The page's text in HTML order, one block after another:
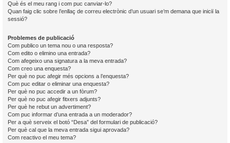
Què és el meu rang i com puc canviar-lo?
Quan faig clic sobre l’enllaç de correu electrònic d’un usuari se’m demana que iniciï la
sessió?
Problemes de publicació
Com publico un tema nou o una resposta?
Com edito o elimino una entrada?
Com afegeixo una signatura a la meva entrada?
Com creo una enquesta?
Per què no puc afegir més opcions a l’enquesta?
Com puc editar o eliminar una enquesta?
Per què no puc accedir a un fòrum?
Per què no puc afegir fitxers adjunts?
Per què he rebut un advertiment?
Com puc informar d’una entrada a un moderador?
Per a què serveix el botó “Desa” del formulari de publicació?
Per què cal que la meva entrada sigui aprovada?
Com reactivo el meu tema?